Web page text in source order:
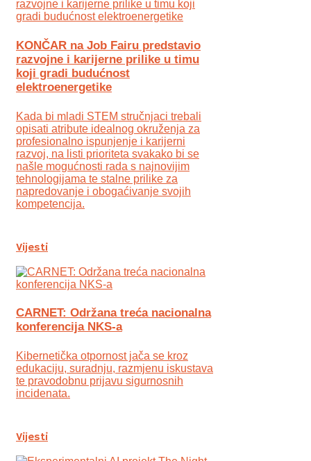
KONČAR na Job Fairu predstavio
razvojne i karijerne prilike u timu
koji gradi budućnost
elektroenergetike
Kada bi mladi STEM stručnjaci trebali
opisati atribute idealnog okruženja za
profesionalno ispunjenje i karijerni
razvoj, na listi prioriteta svakako bi se
našle mogućnosti rada s najnovijim
tehnologijama te stalne prilike za
napredovanje i obogaćivanje svojih
kompetencija.
Vijesti
CARNET: Održana treća nacionalna
konferencija NKS-a
Kibernetička otpornost jača se kroz
edukaciju, suradnju, razmjenu iskustava
te pravodobnu prijavu sigurnosnih
incidenata.
Vijesti